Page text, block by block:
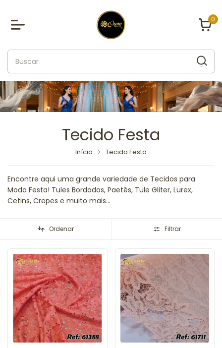
0
Tecido Festa
Início Tecido Festa
Encontre aqui uma grande variedade de Tecidos para
Moda Festa! Tules Bordados, Paetês, Tule Gliter, Lurex,
Cetins, Crepes e muito mais...
Ordenar Filtrar